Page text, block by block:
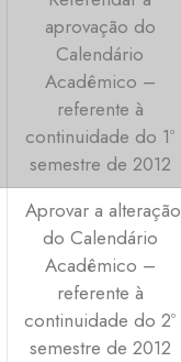
aprovação do
Calendário
Acadêmico –
referente à
continuidade do 1º
semestre de 2012
Aprovar a alteração
do Calendário
Acadêmico –
referente à
continuidade do 2º
semestre de 2012